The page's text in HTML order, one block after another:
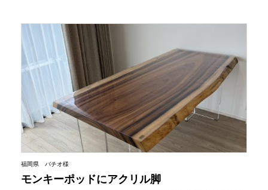
福岡県 バチオ様
モンキーポッドにアクリル脚